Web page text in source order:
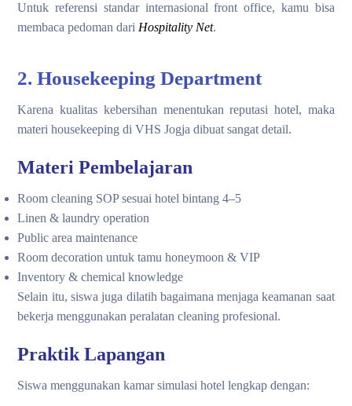
Untuk referensi standar internasional front office, kamu bisa
membaca pedoman dari Hospitality Net.
2. Housekeeping Department
Karena kualitas kebersihan menentukan reputasi hotel, maka
materi housekeeping di VHS Jogja dibuat sangat detail.
Materi Pembelajaran
Room cleaning SOP sesuai hotel bintang 4–5
Linen & laundry operation
Public area maintenance
Room decoration untuk tamu honeymoon & VIP
Inventory & chemical knowledge
Selain itu, siswa juga dilatih bagaimana menjaga keamanan saat
bekerja menggunakan peralatan cleaning profesional.
Praktik Lapangan
Siswa menggunakan kamar simulasi hotel lengkap dengan: